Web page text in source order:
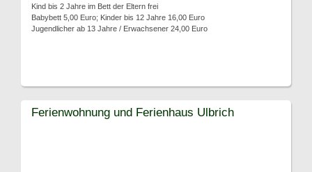
Kind bis 2 Jahre im Bett der Eltern frei
Babybett 5,00 Euro; Kinder bis 12 Jahre 16,00 Euro
Jugendlicher ab 13 Jahre / Erwachsener 24,00 Euro
Ferienwohnung und Ferienhaus Ulbrich